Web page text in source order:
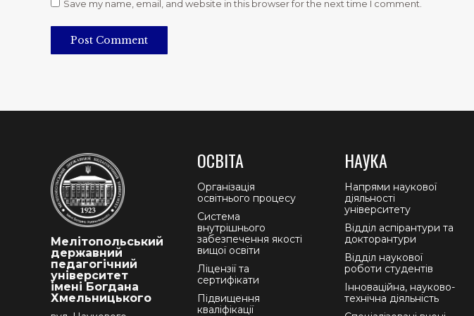
Save my name, email, and website in this browser for the next time I comment.
Post Comment
Мелітопольський
державний
педагогічний
університет
імені Богдана
Хмельницького
ОСВІТА
Організація
освітнього процесу
Система
внутрішнього
забезпечення якості
вищої освіти
Ліцензії та
сертифікати
Підвищення
кваліфікації
НАУКА
Напрями наукової
діяльності
університету
Відділ аспірантури та
докторантури
Відділ наукової
роботи студентів
Інноваційна, науково-
технічна діяльність